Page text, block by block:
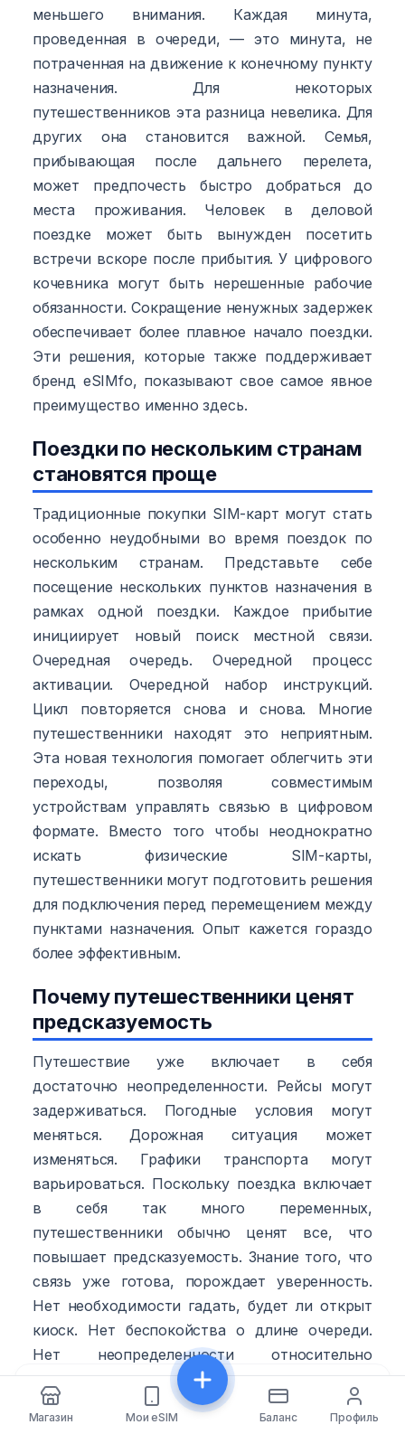
меньшего внимания. Каждая минута,
проведенная в очереди, — это минута, не
потраченная на движение к конечному пункту
назначения. Для некоторых
путешественников эта разница невелика. Для
других она становится важной. Семья,
прибывающая после дальнего перелета,
может предпочесть быстро добраться до
места проживания. Человек в деловой
поездке может быть вынужден посетить
встречи вскоре после прибытия. У цифрового
кочевника могут быть нерешенные рабочие
обязанности. Сокращение ненужных задержек
обеспечивает более плавное начало поездки.
Эти решения, которые также поддерживает
бренд eSIMfo, показывают свое самое явное
преимущество именно здесь.
Поездки по нескольким странам
становятся проще
Традиционные покупки SIM-карт могут стать
особенно неудобными во время поездок по
нескольким странам. Представьте себе
посещение нескольких пунктов назначения в
рамках одной поездки. Каждое прибытие
инициирует новый поиск местной связи.
Очередная очередь. Очередной процесс
активации. Очередной набор инструкций.
Цикл повторяется снова и снова. Многие
путешественники находят это неприятным.
Эта новая технология помогает облегчить эти
переходы, позволяя совместимым
устройствам управлять связью в цифровом
формате. Вместо того чтобы неоднократно
искать физические SIM-карты,
путешественники могут подготовить решения
для подключения перед перемещением между
пунктами назначения. Опыт кажется гораздо
более эффективным.
Почему путешественники ценят
предсказуемость
Путешествие уже включает в себя
достаточно неопределенности. Рейсы могут
задерживаться. Погодные условия могут
меняться. Дорожная ситуация может
изменяться. Графики транспорта могут
варьироваться. Поскольку поездка включает
в себя так много переменных,
путешественники обычно ценят все, что
повышает предсказуемость. Знание того, что
связь уже готова, порождает уверенность.
Нет необходимости гадать, будет ли открыт
киоск. Нет беспокойства о длине очереди.
Нет неопределенности относительно
доступных тарифов. Путешественник
прибывает, зная, что важная задача уже
решена. Эта определенность имеет реальную
Поделиться
Магазин Мои eSIM Баланс Профиль